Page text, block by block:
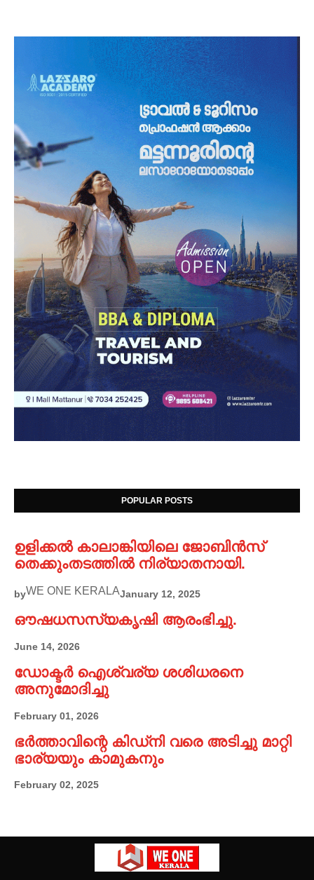
POPULAR POSTS
ഉളിക്കൽ കാലാങ്കിയിലെ ജോബിൻസ്
തെക്കുംതടത്തിൽ നിര്യാതനായി.
byWE ONE KERALAJanuary 12, 2025
ഔഷധസസ്യകൃഷി ആരംഭിച്ചു.
June 14, 2026
ഡോക്ടർ ഐശ്വര്യ ശശിധരനെ
അനുമോദിച്ചു
February 01, 2026
ഭർത്താവിന്റെ കിഡ്നി വരെ അടിച്ചു മാറ്റി
ഭാര്യയും കാമുകനും
February 02, 2025